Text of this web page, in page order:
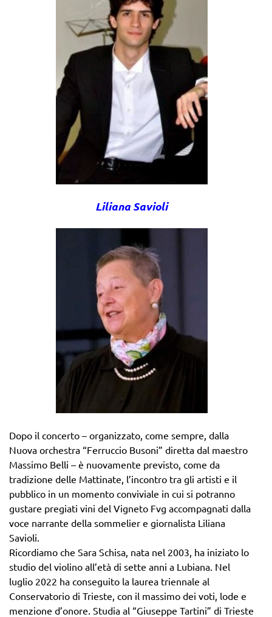
Liliana Savioli
Dopo il concerto – organizzato, come sempre, dalla
Nuova orchestra “Ferruccio Busoni” diretta dal maestro
Massimo Belli – è nuovamente previsto, come da
tradizione delle Mattinate, l’incontro tra gli artisti e il
pubblico in un momento conviviale in cui si potranno
gustare pregiati vini del Vigneto Fvg accompagnati dalla
voce narrante della sommelier e giornalista Liliana
Savioli.
Ricordiamo che Sara Schisa, nata nel 2003, ha iniziato lo
studio del violino all’età di sette anni a Lubiana. Nel
luglio 2022 ha conseguito la laurea triennale al
Conservatorio di Trieste, con il massimo dei voti, lode e
menzione d’onore. Studia al “Giuseppe Tartini” di Trieste